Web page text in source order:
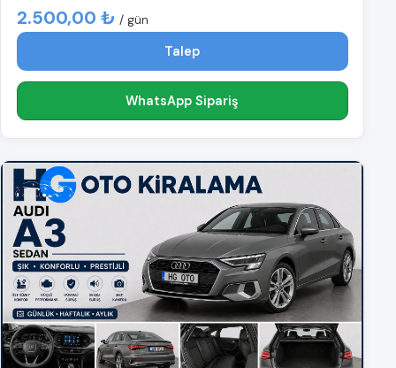
2.500,00 ₺ / gün
Talep
WhatsApp Sipariş